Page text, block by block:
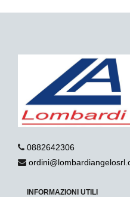
0882642306
INFORMAZIONI UTILI